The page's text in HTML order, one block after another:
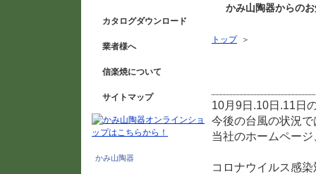
カタログダウンロード
業者様へ
信楽焼について
サイトマップ
かみ山陶器
かみ山陶器からの
トップ ＞
10月9日.10日.11日
今後の台風の状況
当社のホームペー
コロナウイルス感